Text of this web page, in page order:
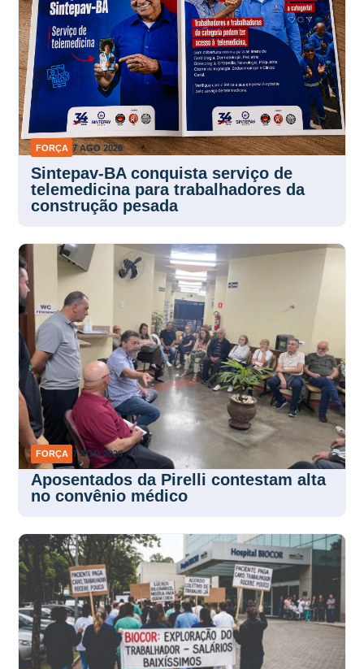
FORÇA 7 AGO 2026
Sintepav-BA conquista serviço de
telemedicina para trabalhadores da
construção pesada
FORÇA 7 AGO 2026
Aposentados da Pirelli contestam alta
no convênio médico